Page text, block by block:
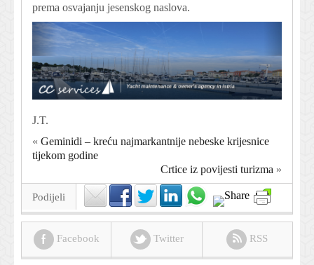
prema osvajanju jesenskog naslova.
J.T.
« Geminidi – kreću najmarkantnije nebeske krijesnice
tijekom godine
Crtice iz povijesti turizma »
Podijeli
Facebook Twitter RSS